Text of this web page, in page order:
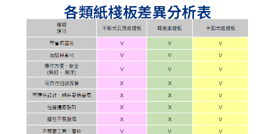
各類紙棧板差異分析表